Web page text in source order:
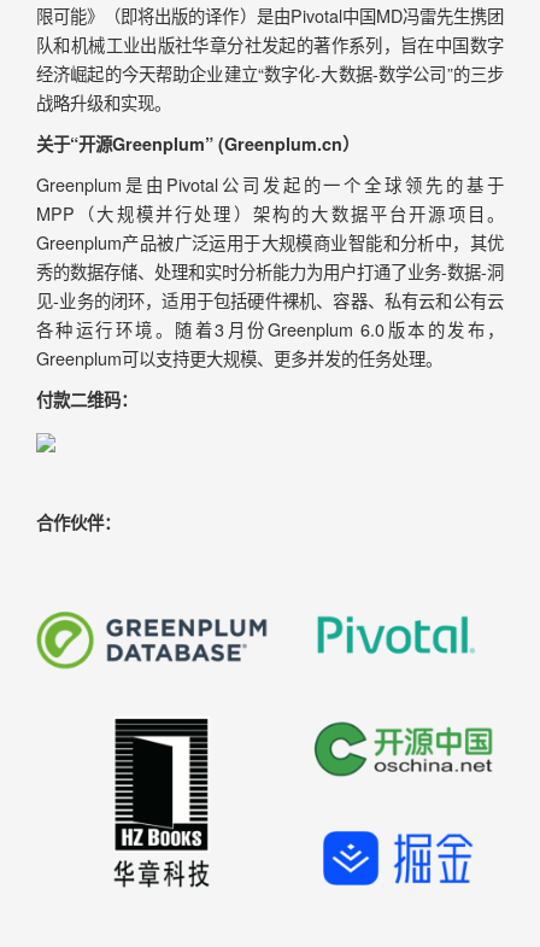
限可能》（即将出版的译作）是由Pivotal中国MD冯雷先生携团
队和机械工业出版社华章分社发起的著作系列，旨在中国数字
经济崛起的今天帮助企业建立“数字化-大数据-数学公司”的三步
战略升级和实现。
关于“开源Greenplum” (Greenplum.cn）
Greenplum是由Pivotal公司发起的一个全球领先的基于
MPP（大规模并行处理）架构的大数据平台开源项目。
Greenplum产品被广泛运用于大规模商业智能和分析中，其优
秀的数据存储、处理和实时分析能力为用户打通了业务-数据-洞
见-业务的闭环，适用于包括硬件裸机、容器、私有云和公有云
各种运行环境。随着3月份Greenplum 6.0版本的发布，
Greenplum可以支持更大规模、更多并发的任务处理。
付款二维码：
合作伙伴：